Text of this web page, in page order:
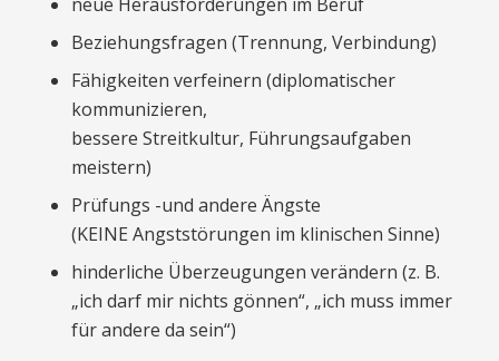
Beziehungsfragen (Trennung, Verbindung)
Fähigkeiten verfeinern (diplomatischer
kommunizieren,
bessere Streitkultur, Führungsaufgaben
meistern)
Prüfungs -und andere Ängste
(KEINE Angststörungen im klinischen Sinne)
hinderliche Überzeugungen verändern (z. B.
„ich darf mir nichts gönnen“, „ich muss immer
für andere da sein“)